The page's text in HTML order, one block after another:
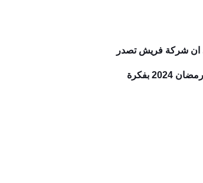
لأكثر من 92 دولة مختلفة و اعتادنا علي ان شركة فريش تصدر
اعلان مختلف ومميز كل سنه في شهر رمضان و يقدم الأعلانات الفنانين روبي و دينا الشربيني بتألق وقد عادو الينا السنادي في رمضان 2024 بفكرة